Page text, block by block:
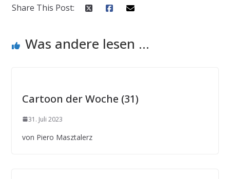
Share This Post:
Was andere lesen ...
Cartoon der Woche (31)
31. Juli 2023
von Piero Masztalerz